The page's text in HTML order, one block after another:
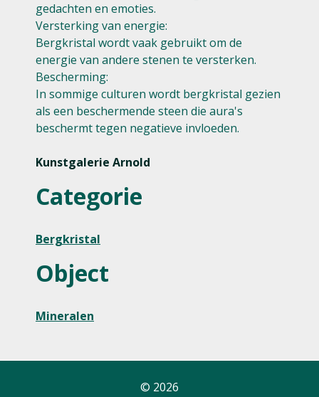
gedachten en emoties.
Versterking van energie:
Bergkristal wordt vaak gebruikt om de
energie van andere stenen te versterken.
Bescherming:
In sommige culturen wordt bergkristal gezien
als een beschermende steen die aura's
beschermt tegen negatieve invloeden.
Kunstgalerie Arnold
Categorie
Bergkristal
Object
Mineralen
© 2026